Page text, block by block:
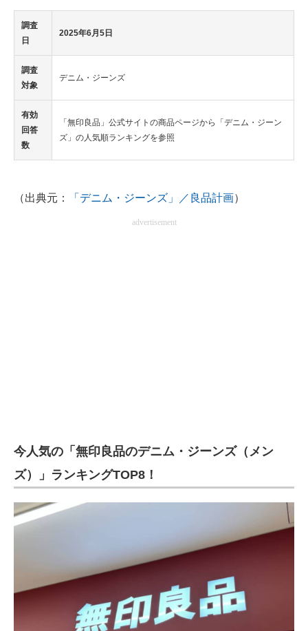
ちょっと気になるネットの話題
調査
日
2025年6月5日
調査
対象
デニム・ジーンズ
有効
回答
数
「無印良品」公式サイトの商品ページから「デニム・ジーン
ズ」の人気順ランキングを参照
（出典元： 「デニム・ジーンズ」／良品計画）
advertisement
今人気の「無印良品のデニム・ジーンズ（メン
ズ）」ランキングTOP8！